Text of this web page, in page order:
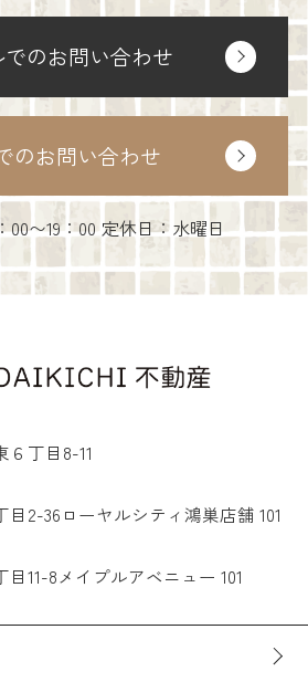
でのお問い合わせ
のお問い合わせ
00〜19：00 定休日：水曜日
丁目8-11
2-36ローヤルシティ鴻巣店舗 101
11-8メイプルアベニュー 101